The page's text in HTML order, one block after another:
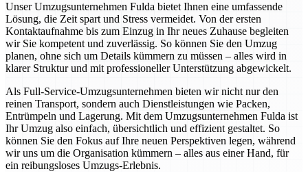
Unser Umzugsunternehmen Fulda bietet Ihnen eine umfassende
Lösung, die Zeit spart und Stress vermeidet. Von der ersten
Kontaktaufnahme bis zum Einzug in Ihr neues Zuhause begleiten
wir Sie kompetent und zuverlässig. So können Sie den Umzug
planen, ohne sich um Details kümmern zu müssen – alles wird in
klarer Struktur und mit professioneller Unterstützung abgewickelt.
Als Full-Service-Umzugsunternehmen bieten wir nicht nur den
reinen Transport, sondern auch Dienstleistungen wie Packen,
Entrümpeln und Lagerung. Mit dem Umzugsunternehmen Fulda ist
Ihr Umzug also einfach, übersichtlich und effizient gestaltet. So
können Sie den Fokus auf Ihre neuen Perspektiven legen, während
wir uns um die Organisation kümmern – alles aus einer Hand, für
ein reibungsloses Umzugs-Erlebnis.